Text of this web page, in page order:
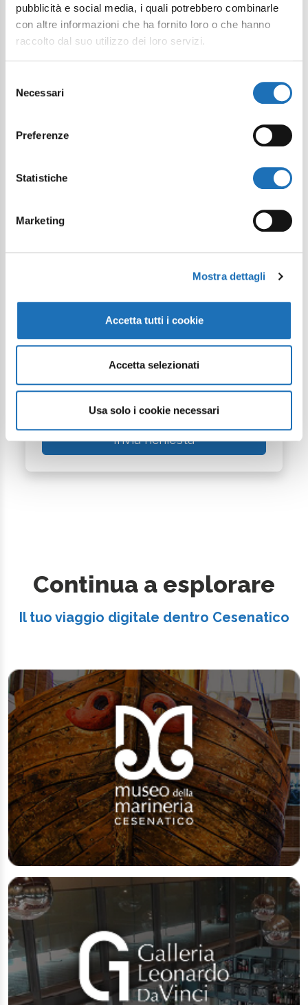
pubblicità e social media, i quali potrebbero combinarle
con altre informazioni che ha fornito loro o che hanno
raccolto dal suo utilizzo dei loro servizi.
delNecessari
Preferenze
Statistiche
Marketing
Mostra dettagli
Accetta tutti i cookie
Accetta selezionati
Usa solo i cookie necessari
Arrivo
Città
Desidero iscrivermi alla newsletter*
Acconsento al trattamento dei dati
personali come definito all'interno
Invia richiesta
Continua a esplorare
Il tuo viaggio digitale dentro Cesenatico